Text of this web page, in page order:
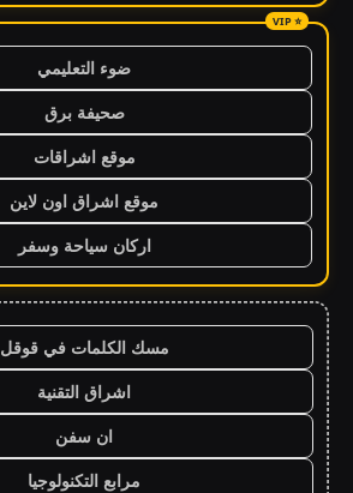
ضوء التعليمي
صحيفة برق
موقع اشراقات
موقع اشراق اون لاين
اركان سياحة وسفر
مسك الكلمات في قوقل
اشراق التقنية
ان سفن
مرابع التكنولوجيا